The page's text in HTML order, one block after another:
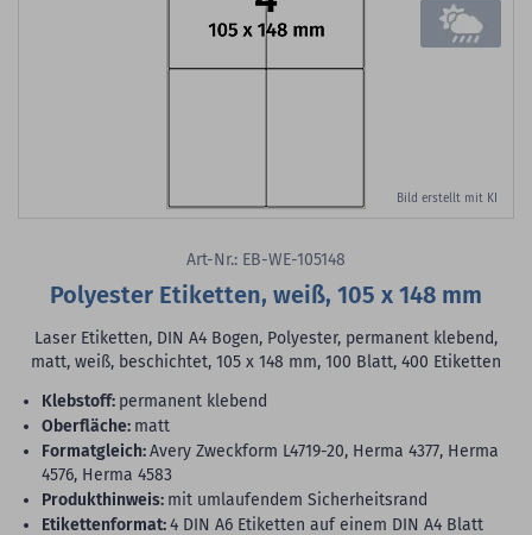
Bild erstellt mit KI
Art-Nr.: EB-WE-105148
Polyester Etiketten, weiß, 105 x 148 mm
Laser Etiketten, DIN A4 Bogen, Polyester, permanent klebend,
matt, weiß, beschichtet, 105 x 148 mm, 100 Blatt, 400 Etiketten
Klebstoff: permanent klebend
Oberfläche: matt
Formatgleich:Avery Zweckform L4719-20, Herma 4377, Herma
4576, Herma 4583
Produkthinweis: mit umlaufendem Sicherheitsrand
Etikettenformat:4 DIN A6 Etiketten auf einem DIN A4 Blatt